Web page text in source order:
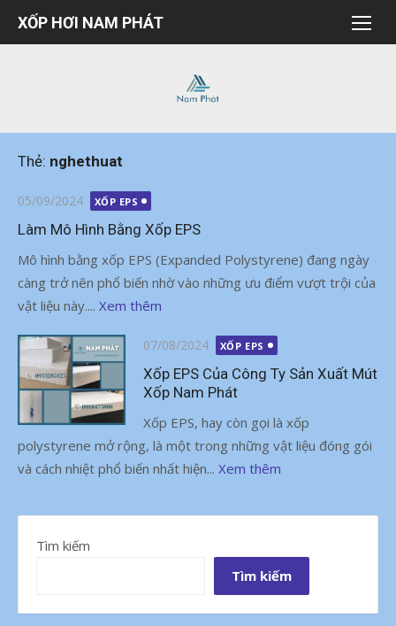
Chuyển
XỐP HƠI NAM PHÁT
Thẻ: nghethuat
Đăng
vào
05/09/2024 XỐP EPS
Làm Mô Hình Bằng Xốp EPS
Mô hình bằng xốp EPS (Expanded Polystyrene) đang ngày
càng trở nên phổ biến nhờ vào những ưu điểm vượt trội của
vật liệu này.... Xem thêm
Đăng
vào
07/08/2024 XỐP EPS
Xốp EPS Của Công Ty Sản Xuất Mút
Xốp Nam Phát
Xốp EPS, hay còn gọi là xốp
polystyrene mở rộng, là một trong những vật liệu đóng gói
và cách nhiệt phổ biến nhất hiện... Xem thêm
Tìm kiếm
Tìm kiếm